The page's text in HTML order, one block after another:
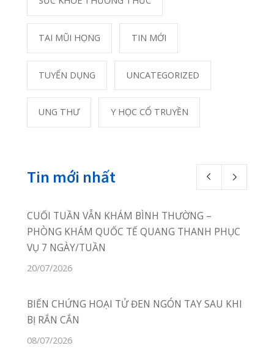
Photostream
Phòng Khám Quang Thanh
Thôn Câu Hạ A, xã Quang
Trung,
huyện An Lão, TP Hải Phòng
Online Booking: